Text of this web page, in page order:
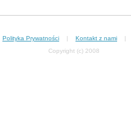
Polityka Prywatności | Kontakt z nami |
Copyright (c) 2008